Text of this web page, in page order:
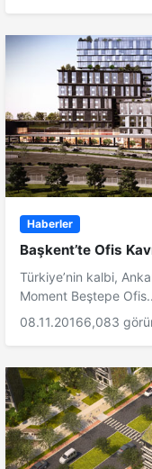
Haberler
Başkent’te Ofis
Türkiye’nin kalbi,
Moment Beştepe
08.11.20166,083